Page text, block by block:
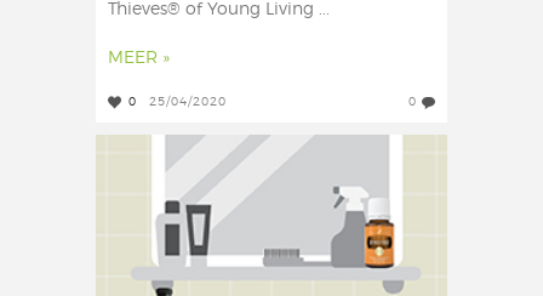
Thieves® of Young Living ...
MEER »
0 25/04/2020 0